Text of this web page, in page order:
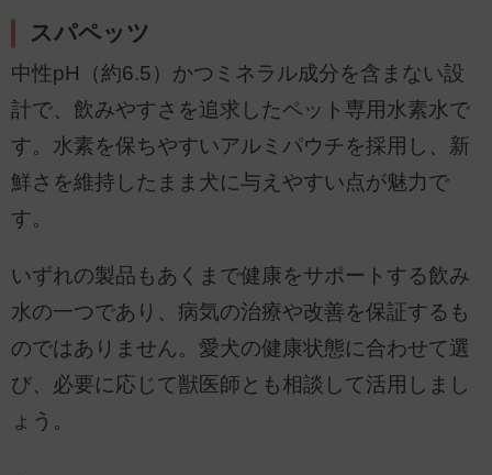
スパペッツ
中性pH（約6.5）かつミネラル成分を含まない設
計で、飲みやすさを追求したペット専用水素水で
す。水素を保ちやすいアルミパウチを採用し、新
鮮さを維持したまま犬に与えやすい点が魅力で
す。
いずれの製品もあくまで健康をサポートする飲み
水の一つであり、病気の治療や改善を保証するも
のではありません。愛犬の健康状態に合わせて選
び、必要に応じて獣医師とも相談して活用しまし
ょう。